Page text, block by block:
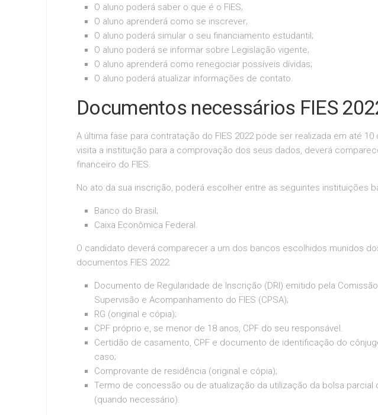
O aluno poderá saber o que é o FIES;
O aluno aprenderá como se inscrever;
O aluno poderá simular o seu financiamento estudantil;
O aluno poderá se informar sobre Legislação vigente;
O aluno aprenderá como renegociar possíveis dívidas;
O aluno poderá atualizar informações de contato.
Documentos necessários FIES
A última fase para contratação do FIES 2022 pode ser realizada em até 10
visita a instituição para a comprovação dos seus dados, deverá
financeiro do FIES.
No ato da sua inscrição, poderá escolher entre as seguintes instituições
Banco do Brasil;
Caixa Econômica Federal.
O candidato deverá comparecer a um dos bancos escolhidos munidos
documentos FIES 2022:
Documento de Regularidade de Inscrição (DRI) emitido pela
Supervisão e Acompanhamento do FIES (CPSA);
RG (original e cópia);
CPF próprio e, se menor de 18 anos, CPF do seu responsável.
Certidão de casamento, CPF e documento de identificação do
caso;
Comprovante de residência (original e cópia);
Termo de concessão ou de atualização da utilização da bolsa parcial
(quando necessário).